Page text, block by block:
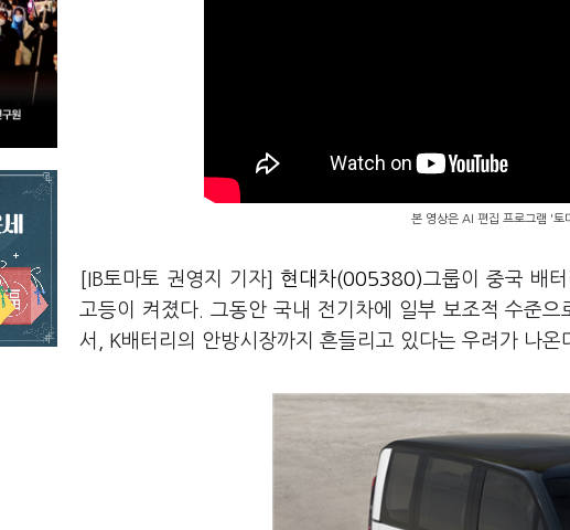
본 영상은 AI 편집 프로그램 '토
[IB토마토 권영지 기자] 현대차(005380)그룹이 중국 배
고등이 켜졌다. 그동안 국내 전기차에 일부 보조적 수준
서, K배터리의 안방시장까지 흔들리고 있다는 우려가 나온